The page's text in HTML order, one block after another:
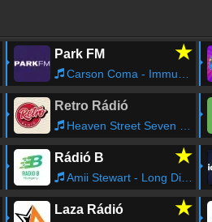
Park FM ★
Carson Coma - Immunissá válunk
Retro Rádió
Heaven Street Seven - Hol van az a krézi srác
Rádió B ★
Amii Stewart - Long Disco Version
Laza Rádió ★